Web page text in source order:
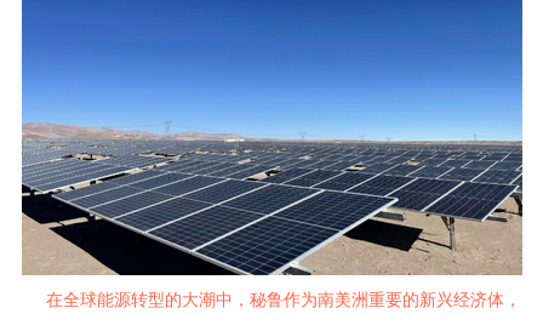
在全球能源转型的大潮中，秘鲁作为南美洲重要的新兴经济体，